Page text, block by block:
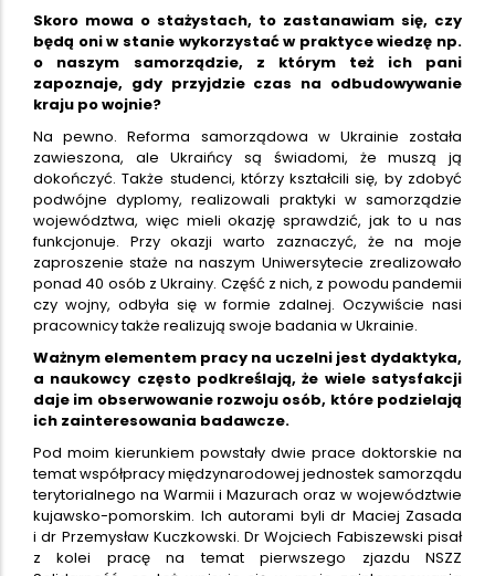
Skoro mowa o stażystach, to zastanawiam się, czy
będą oni w stanie wykorzystać w praktyce wiedzę np.
o naszym samorządzie, z którym też ich pani
zapoznaje, gdy przyjdzie czas na odbudowywanie
kraju po wojnie?
Na pewno. Reforma samorządowa w Ukrainie została
zawieszona, ale Ukraińcy są świadomi, że muszą ją
dokończyć. Także studenci, którzy kształcili się, by zdobyć
podwójne dyplomy, realizowali praktyki w samorządzie
województwa, więc mieli okazję sprawdzić, jak to u nas
funkcjonuje. Przy okazji warto zaznaczyć, że na moje
zaproszenie staże na naszym Uniwersytecie zrealizowało
ponad 40 osób z Ukrainy. Część z nich, z powodu pandemii
czy wojny, odbyła się w formie zdalnej. Oczywiście nasi
pracownicy także realizują swoje badania w Ukrainie.
Ważnym elementem pracy na uczelni jest dydaktyka,
a naukowcy często podkreślają, że wiele satysfakcji
daje im obserwowanie rozwoju osób, które podzielają
ich zainteresowania badawcze.
Pod moim kierunkiem powstały dwie prace doktorskie na
temat współpracy międzynarodowej jednostek samorządu
terytorialnego na Warmii i Mazurach oraz w województwie
kujawsko-pomorskim. Ich autorami byli dr Maciej Zasada
i dr Przemysław Kuczkowski. Dr Wojciech Fabiszewski pisał
z kolei pracę na temat pierwszego zjazdu NSZZ